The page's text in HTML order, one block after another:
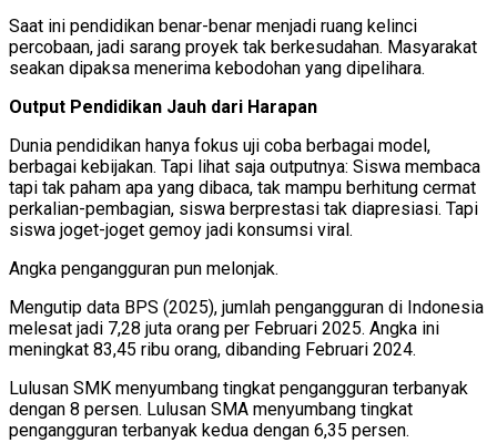
Saat ini pendidikan benar-benar menjadi ruang kelinci
percobaan, jadi sarang proyek tak berkesudahan. Masyarakat
seakan dipaksa menerima kebodohan yang dipelihara.
Output Pendidikan Jauh dari Harapan
Dunia pendidikan hanya fokus uji coba berbagai model,
berbagai kebijakan. Tapi lihat saja outputnya: Siswa membaca
tapi tak paham apa yang dibaca, tak mampu berhitung cermat
perkalian-pembagian, siswa berprestasi tak diapresiasi. Tapi
siswa joget-joget gemoy jadi konsumsi viral.
Angka pengangguran pun melonjak.
Mengutip data BPS (2025), jumlah pengangguran di Indonesia
melesat jadi 7,28 juta orang per Februari 2025. Angka ini
meningkat 83,45 ribu orang, dibanding Februari 2024.
Lulusan SMK menyumbang tingkat pengangguran terbanyak
dengan 8 persen. Lulusan SMA menyumbang tingkat
pengangguran terbanyak kedua dengan 6,35 persen.